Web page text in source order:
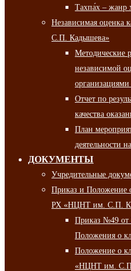
Тахпа́х – жанр
Независимая оценка
С.П. Кадышева»
Методические
независимой
организациями
Отчет по
качества
План
деятельности
ДОКУМЕНТЫ
Учредительные
Приказ и Положение
РХ «НЦНТ им. С.П.
Приказ №49 от
Положения о
Положение о
«НЦНТ им.